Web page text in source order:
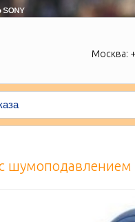
Москва:
шумоподавлением